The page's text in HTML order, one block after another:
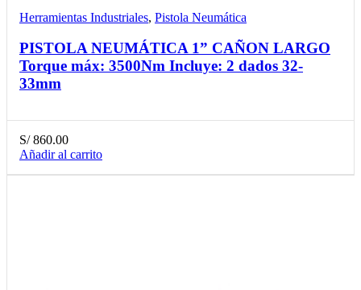
Herramientas Industriales, Pistola Neumática
PISTOLA NEUMÁTICA 1” CAÑON LARGO
Torque máx: 3500Nm Incluye: 2 dados 32-
33mm
S/860.00
Añadir al carrito